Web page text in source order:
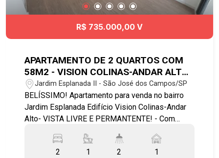
R$ 735.000,00 V
APARTAMENTO DE 2 QUARTOS COM
58M2 - VISION COLINAS-ANDAR ALTO
- VISTA LIVRE E PERMANENTE!
Jardim Esplanada II - São José dos Campos/SP
BELÍSSIMO! Apartamento para venda no bairro
Jardim Esplanada Edifício Vision Colinas-Andar
Alto- VISTA LIVRE E PERMANTENTE! - Com
sendo 1 suíte - PISO LAMINADO - 1 banheiro
2 1 2 1